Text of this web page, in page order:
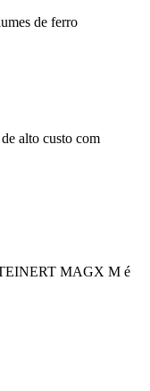
de ferro
alto custo com
MAGX M é